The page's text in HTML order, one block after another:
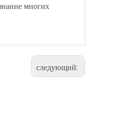
многих
следующий: